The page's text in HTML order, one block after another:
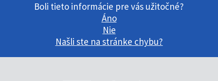
Boli tieto informácie pre vás užitočné?
Áno
Nie
Našli ste na stránke chybu?